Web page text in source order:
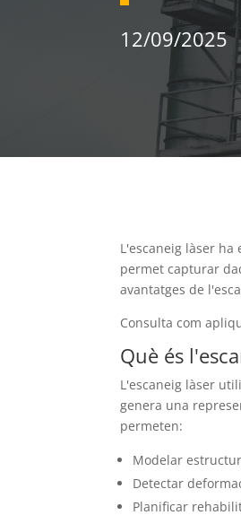
12/09/2025
L'escaneig làser
permet capturar
avantatges de
Consulta com
Què és
L'escaneig làser
genera una
permeten:
Modelar
Detectar
Planificar